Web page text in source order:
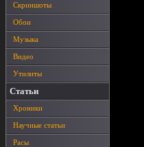
Скриншоты
Обои
Музыка
Видео
Утилиты
Статьи
Хроники
Научные статьи
Расы